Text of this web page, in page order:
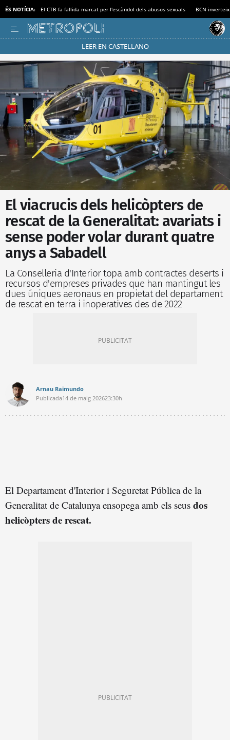
ÉS NOTÍCIA: El CTB fa fallida marcat per l'escàndol dels abusos sexuals BCN
LEER EN CASTELLANO
Passa’t al mode estalvi
El viacrucis dels helicòpters de
rescat de la Generalitat: avariats i
sense poder volar durant quatre
anys a Sabadell
La Conselleria d'Interior topa amb contractes deserts i
recursos d'empreses privades que han mantingut les
dues úniques aeronaus en propietat del departament
de rescat en terra i inoperatives des de 2022
Arnau Raimundo
Publicada14 de maig 202623:30h
El Departament d'Interior i Seguretat Pública de la
Generalitat de Catalunya ensopega amb els seus dos
helicòpters de rescat.